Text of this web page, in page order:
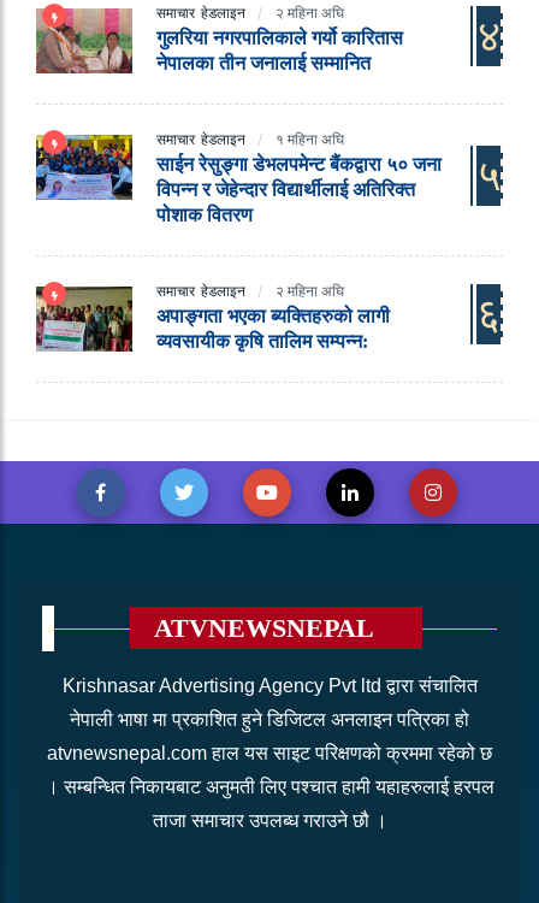
समाचार हेडलाइन २ महिना अघि
गुलरिया नगरपालिकाले गर्यो कारितास
नेपालका तीन जनालाई सम्मानित
४
समाचार हेडलाइन १ महिना अघि
साईन रेसुङ्गा डेभलपमेन्ट बैंकद्वारा ५० जना
विपन्न र जेहेन्दार विद्यार्थीलाई अतिरिक्त
पोशाक वितरण
५
समाचार हेडलाइन २ महिना अघि
अपाङ्गता भएका ब्यक्तिहरुको लागी
व्यवसायीक कृषि तालिम सम्पन्न:
६
ATVNEWSNEPAL
Krishnasar Advertising Agency Pvt ltd द्वारा संचालित
नेपाली भाषा मा प्रकाशित हुने डिजिटल अनलाइन पत्रिका हो
atvnewsnepal.com हाल यस साइट परिक्षणको क्रममा रहेको छ
। सम्बन्धित निकायबाट अनुमती लिए पश्चात हामी यहाहरुलाई हरपल
ताजा समाचार उपलब्ध गराउने छौ ।